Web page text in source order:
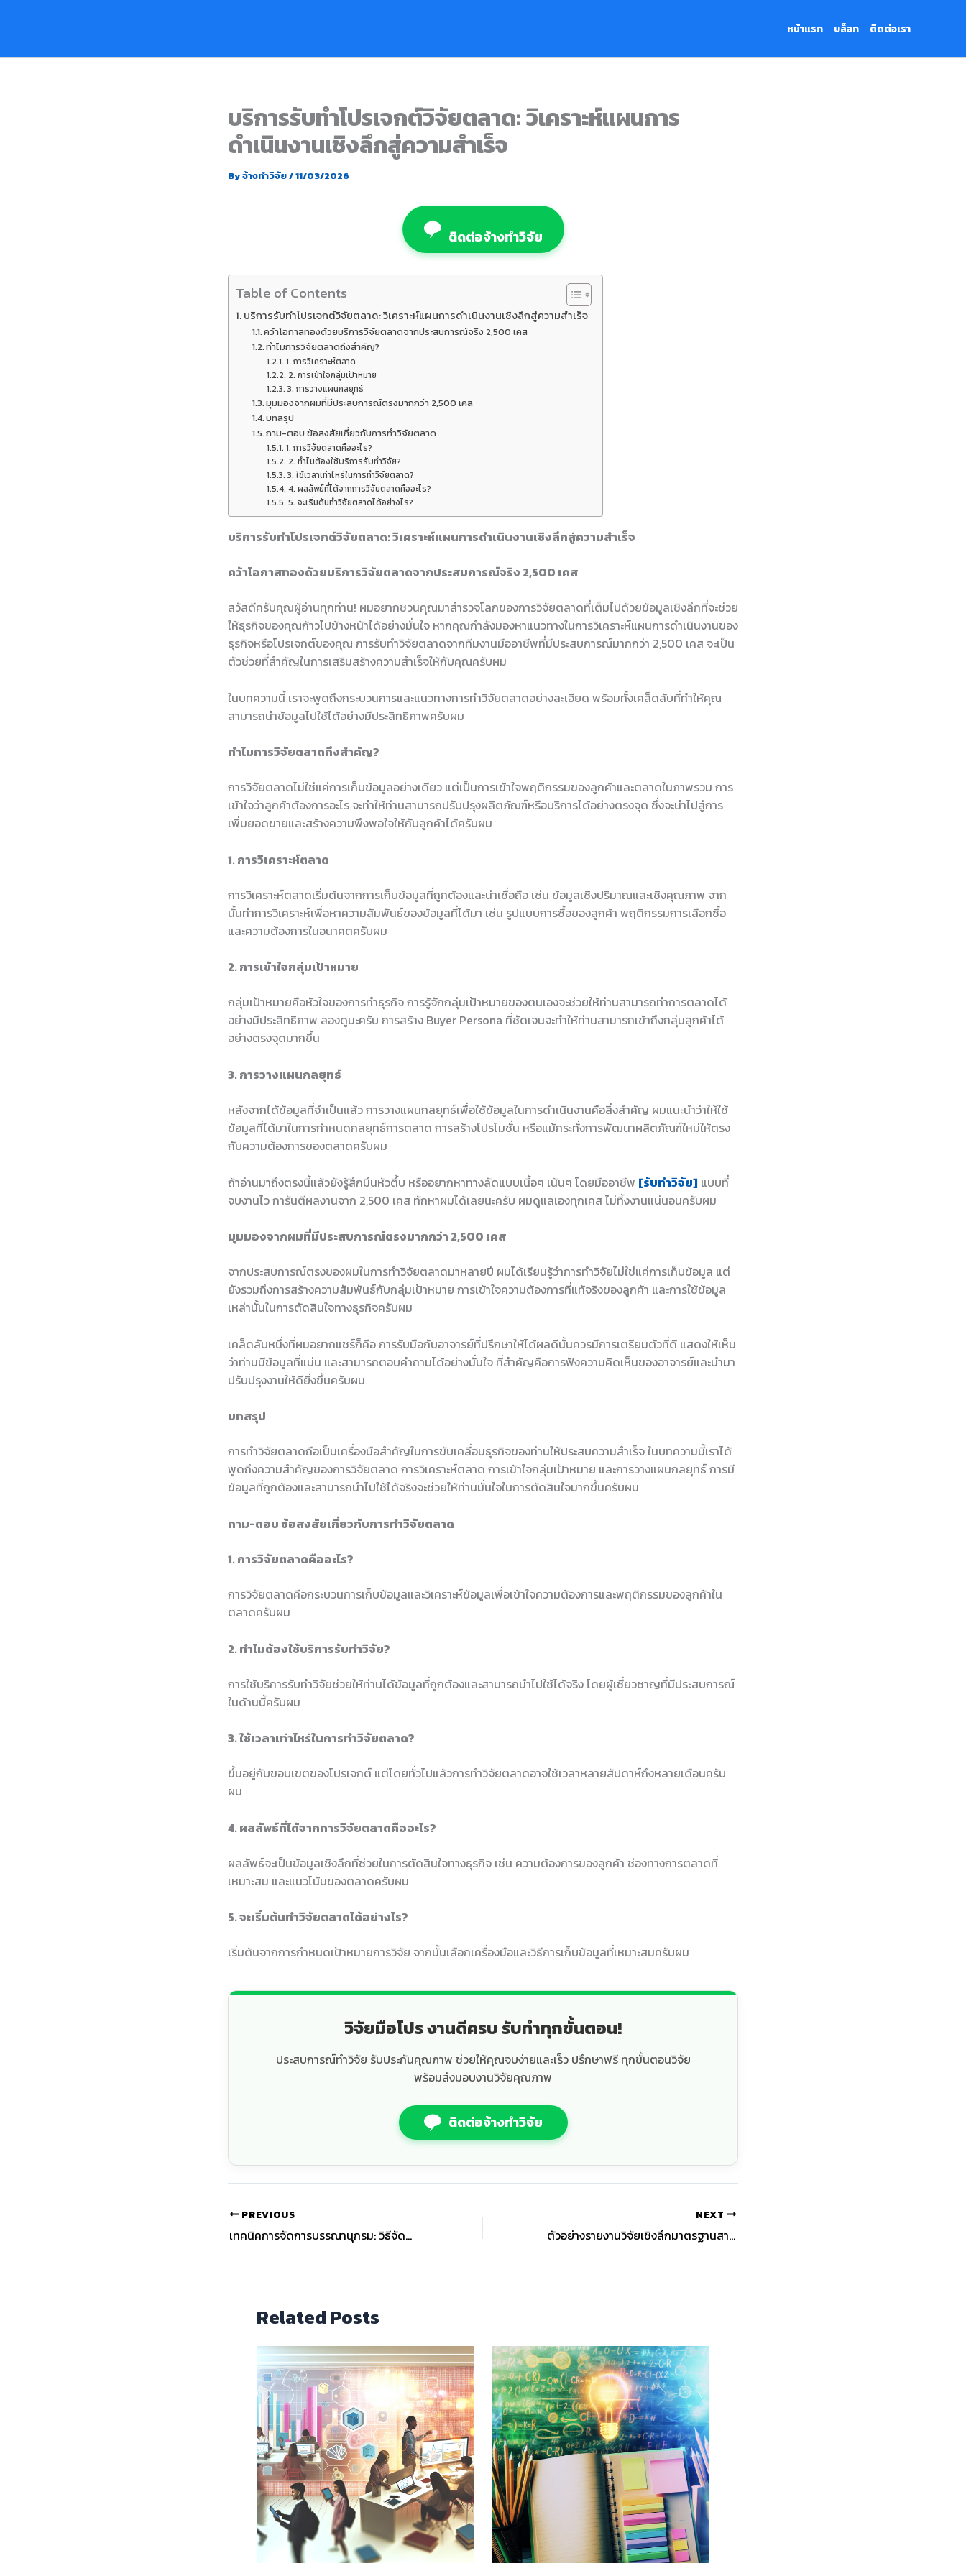
หน้าแรก บล็อก ติดต่อเรา
บริการรับทำโปรเจกต์วิจัยตลาด: วิเคราะห์แผนการ
ดำเนินงานเชิงลึกสู่ความสำเร็จ
Byจ้างทำวิจัย/11/03/2026
ติดต่อจ้างทำวิจัย
Table of Contents
บริการรับทำโปรเจกต์วิจัยตลาด: วิเคราะห์แผนการดำเนินงานเชิงลึกสู่ความสำเร็จ
คว้าโอกาสทองด้วยบริการวิจัยตลาดจากประสบการณ์จริง 2,500 เคส
ทำไมการวิจัยตลาดถึงสำคัญ?
1. การวิเคราะห์ตลาด
2. การเข้าใจกลุ่มเป้าหมาย
3. การวางแผนกลยุทธ์
มุมมองจากผมที่มีประสบการณ์ตรงมากกว่า 2,500 เคส
บทสรุป
ถาม-ตอบ ข้อสงสัยเกี่ยวกับการทำวิจัยตลาด
1. การวิจัยตลาดคืออะไร?
2. ทำไมต้องใช้บริการรับทำวิจัย?
3. ใช้เวลาเท่าไหร่ในการทำวิจัยตลาด?
4. ผลลัพธ์ที่ได้จากการวิจัยตลาดคืออะไร?
5. จะเริ่มต้นทำวิจัยตลาดได้อย่างไร?
บริการรับทำโปรเจกต์วิจัยตลาด: วิเคราะห์แผนการดำเนินงานเชิงลึกสู่ความสำเร็จ
คว้าโอกาสทองด้วยบริการวิจัยตลาดจากประสบการณ์จริง 2,500 เคส
สวัสดีครับคุณผู้อ่านทุกท่าน! ผมอยากชวนคุณมาสำรวจโลกของการวิจัยตลาดที่เต็มไปด้วยข้อมูลเชิงลึกที่จะช่วย
ให้ธุรกิจของคุณก้าวไปข้างหน้าได้อย่างมั่นใจ หากคุณกำลังมองหาแนวทางในการวิเคราะห์แผนการดำเนินงานของ
ธุรกิจหรือโปรเจกต์ของคุณ การรับทำวิจัยตลาดจากทีมงานมืออาชีพที่มีประสบการณ์มากกว่า 2,500 เคส จะเป็น
ตัวช่วยที่สำคัญในการเสริมสร้างความสำเร็จให้กับคุณครับผม
ในบทความนี้ เราจะพูดถึงกระบวนการและแนวทางการทำวิจัยตลาดอย่างละเอียด พร้อมทั้งเคล็ดลับที่ทำให้คุณ
สามารถนำข้อมูลไปใช้ได้อย่างมีประสิทธิภาพครับผม
ทำไมการวิจัยตลาดถึงสำคัญ?
การวิจัยตลาดไม่ใช่แค่การเก็บข้อมูลอย่างเดียว แต่เป็นการเข้าใจพฤติกรรมของลูกค้าและตลาดในภาพรวม การ
เข้าใจว่าลูกค้าต้องการอะไร จะทำให้ท่านสามารถปรับปรุงผลิตภัณฑ์หรือบริการได้อย่างตรงจุด ซึ่งจะนำไปสู่การ
เพิ่มยอดขายและสร้างความพึงพอใจให้กับลูกค้าได้ครับผม
1. การวิเคราะห์ตลาด
การวิเคราะห์ตลาดเริ่มต้นจากการเก็บข้อมูลที่ถูกต้องและน่าเชื่อถือ เช่น ข้อมูลเชิงปริมาณและเชิงคุณภาพ จาก
นั้นทำการวิเคราะห์เพื่อหาความสัมพันธ์ของข้อมูลที่ได้มา เช่น รูปแบบการซื้อของลูกค้า พฤติกรรมการเลือกซื้อ
และความต้องการในอนาคตครับผม
2. การเข้าใจกลุ่มเป้าหมาย
กลุ่มเป้าหมายคือหัวใจของการทำธุรกิจ การรู้จักกลุ่มเป้าหมายของตนเองจะช่วยให้ท่านสามารถทำการตลาดได้
อย่างมีประสิทธิภาพ ลองดูนะครับ การสร้าง Buyer Persona ที่ชัดเจนจะทำให้ท่านสามารถเข้าถึงกลุ่มลูกค้าได้
อย่างตรงจุดมากขึ้น
3. การวางแผนกลยุทธ์
หลังจากได้ข้อมูลที่จำเป็นแล้ว การวางแผนกลยุทธ์เพื่อใช้ข้อมูลในการดำเนินงานคือสิ่งสำคัญ ผมแนะนำว่าให้ใช้
ข้อมูลที่ได้มาในการกำหนดกลยุทธ์การตลาด การสร้างโปรโมชั่น หรือแม้กระทั่งการพัฒนาผลิตภัณฑ์ใหม่ให้ตรง
กับความต้องการของตลาดครับผม
ถ้าอ่านมาถึงตรงนี้แล้วยังรู้สึกมึนหัวตึ้บ หรืออยากหาทางลัดแบบเนื้อๆ เน้นๆ โดยมืออาชีพ [รับทำวิจัย] แบบที่
จบงานไว การันตีผลงานจาก 2,500 เคส ทักหาผมได้เลยนะครับ ผมดูแลเองทุกเคส ไม่ทิ้งงานแน่นอนครับผม
มุมมองจากผมที่มีประสบการณ์ตรงมากกว่า 2,500 เคส
จากประสบการณ์ตรงของผมในการทำวิจัยตลาดมาหลายปี ผมได้เรียนรู้ว่าการทำวิจัยไม่ใช่แค่การเก็บข้อมูล แต่
ยังรวมถึงการสร้างความสัมพันธ์กับกลุ่มเป้าหมาย การเข้าใจความต้องการที่แท้จริงของลูกค้า และการใช้ข้อมูล
เหล่านั้นในการตัดสินใจทางธุรกิจครับผม
เคล็ดลับหนึ่งที่ผมอยากแชร์ก็คือ การรับมือกับอาจารย์ที่ปรึกษาให้ได้ผลดีนั้นควรมีการเตรียมตัวที่ดี แสดงให้เห็น
ว่าท่านมีข้อมูลที่แน่น และสามารถตอบคำถามได้อย่างมั่นใจ ที่สำคัญคือการฟังความคิดเห็นของอาจารย์และนำมา
ปรับปรุงงานให้ดียิ่งขึ้นครับผม
บทสรุป
การทำวิจัยตลาดถือเป็นเครื่องมือสำคัญในการขับเคลื่อนธุรกิจของท่านให้ประสบความสำเร็จ ในบทความนี้เราได้
พูดถึงความสำคัญของการวิจัยตลาด การวิเคราะห์ตลาด การเข้าใจกลุ่มเป้าหมาย และการวางแผนกลยุทธ์ การมี
ข้อมูลที่ถูกต้องและสามารถนำไปใช้ได้จริงจะช่วยให้ท่านมั่นใจในการตัดสินใจมากขึ้นครับผม
ถาม-ตอบ ข้อสงสัยเกี่ยวกับการทำวิจัยตลาด
1. การวิจัยตลาดคืออะไร?
การวิจัยตลาดคือกระบวนการเก็บข้อมูลและวิเคราะห์ข้อมูลเพื่อเข้าใจความต้องการและพฤติกรรมของลูกค้าใน
ตลาดครับผม
2. ทำไมต้องใช้บริการรับทำวิจัย?
การใช้บริการรับทำวิจัยช่วยให้ท่านได้ข้อมูลที่ถูกต้องและสามารถนำไปใช้ได้จริง โดยผู้เชี่ยวชาญที่มีประสบการณ์
ในด้านนี้ครับผม
3. ใช้เวลาเท่าไหร่ในการทำวิจัยตลาด?
ขึ้นอยู่กับขอบเขตของโปรเจกต์ แต่โดยทั่วไปแล้วการทำวิจัยตลาดอาจใช้เวลาหลายสัปดาห์ถึงหลายเดือนครับ
ผม
4. ผลลัพธ์ที่ได้จากการวิจัยตลาดคืออะไร?
ผลลัพธ์จะเป็นข้อมูลเชิงลึกที่ช่วยในการตัดสินใจทางธุรกิจ เช่น ความต้องการของลูกค้า ช่องทางการตลาดที่
เหมาะสม และแนวโน้มของตลาดครับผม
5. จะเริ่มต้นทำวิจัยตลาดได้อย่างไร?
เริ่มต้นจากการกำหนดเป้าหมายการวิจัย จากนั้นเลือกเครื่องมือและวิธีการเก็บข้อมูลที่เหมาะสมครับผม
วิจัยมือโปร งานดีครบ รับทำทุกขั้นตอน!
ประสบการณ์ทำวิจัย รับประกันคุณภาพ ช่วยให้คุณจบง่ายและเร็ว ปรึกษาฟรี ทุกขั้นตอนวิจัย
พร้อมส่งมอบงานวิจัยคุณภาพ
ติดต่อจ้างทำวิจัย
PREVIOUS
เทคนิคการจัดการบรรณานุกรม: วิธีจัดทำ Reference ให้เป๊ะตามระเบียบสากล
NEXT
ตัวอย่างรายงานวิจัยเชิงลึกมาตรฐานสากล: แนวทางการเขียนระดับ Professional
Related Posts